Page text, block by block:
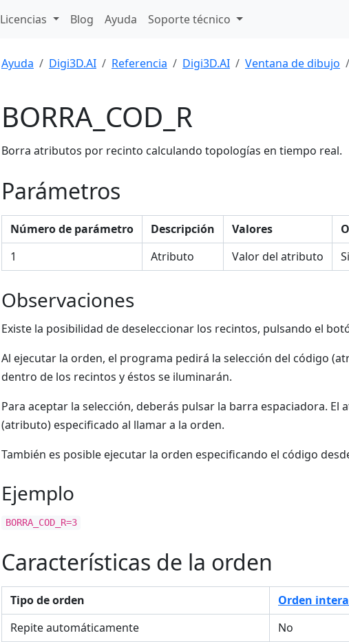
Licencias Blog Ayuda Soporte técnico
Ayuda Digi3D.AI Referencia Digi3D.AI Ventana de dibujo
BORRA_COD_R
Borra atributos por recinto calculando topologías en tiempo real.
Parámetros
Número de parámetro Descripción Valores
1
Atributo Valor del atributo Si
Observaciones
Existe la posibilidad de deseleccionar los recintos, pulsando el
Al ejecutar la orden, el programa pedirá la selección del código
dentro de los recintos y éstos se iluminarán.
Para aceptar la selección, deberás pulsar la barra espaciadora.
(atributo) especificado al llamar a la orden.
También es posible ejecutar la orden especificando el código
Ejemplo
BORRA_COD_R=3
Características de la orden
Tipo de orden
Orden
Repite automáticamente
No